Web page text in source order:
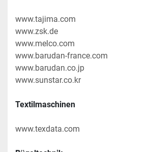
www.tajima.com
www.zsk.de
www.melco.com
www.barudan-france.com
www.barudan.co.jp
www.sunstar.co.kr
Textilmaschinen
www.texdata.com